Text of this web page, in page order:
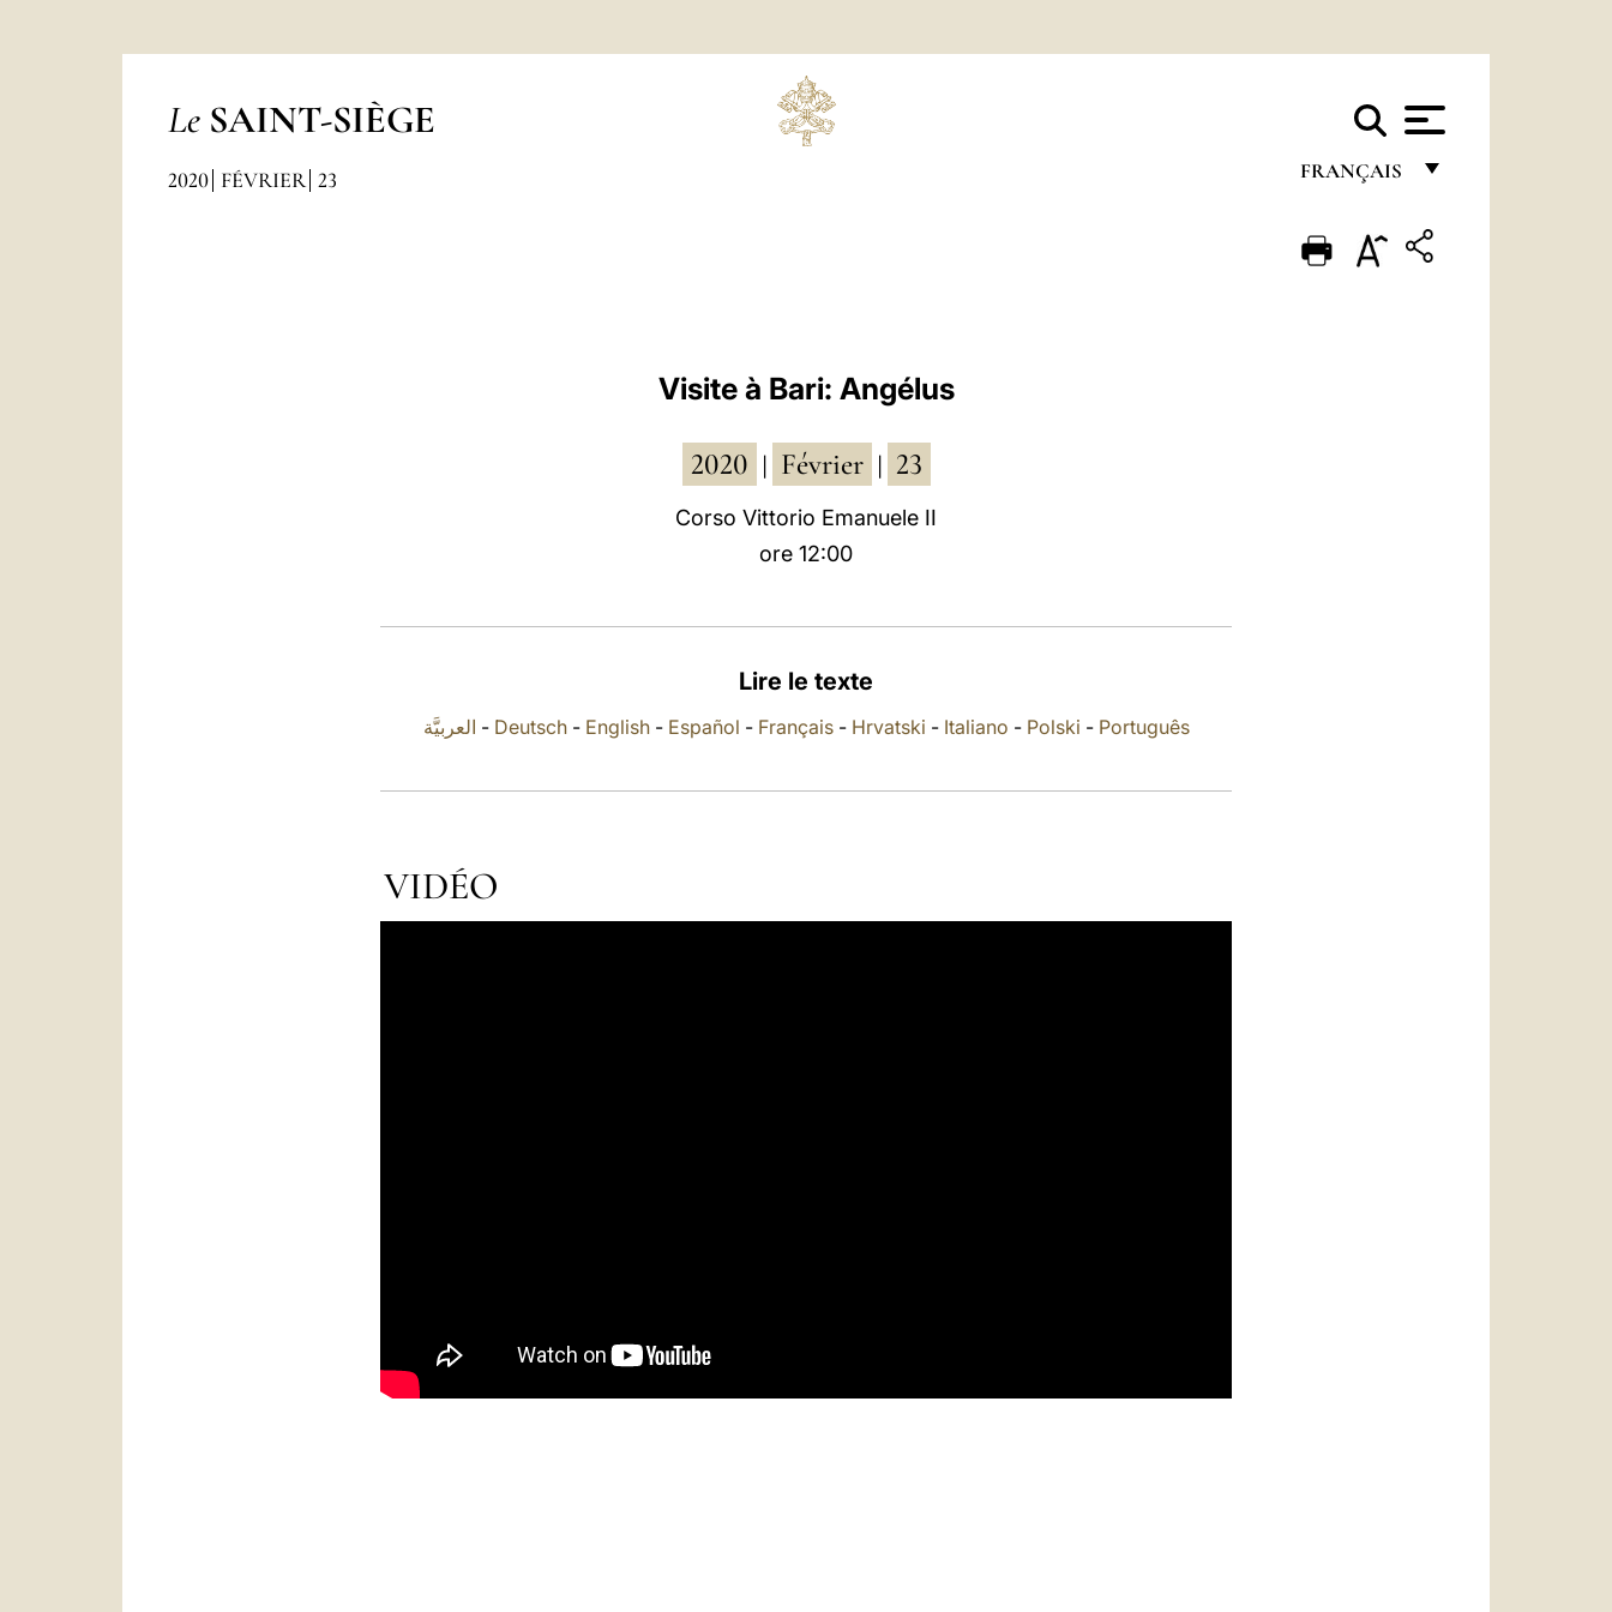
Le SAINT-SIÈGE
FRANÇAIS
ENGLISH
2020 FÉVRIER 23
Visite à Bari: Angélus
2020 Février 23
Corso Vittorio Emanuele II
ore 12:00
Lire le texte
العربيَّة - Deutsch- English- Español - Français- Hrvatski - Italiano - Polski - Português
VIDÉO